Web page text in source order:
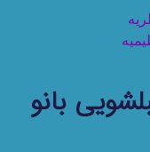
بانو